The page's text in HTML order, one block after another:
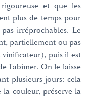
et que les
plus de temps pour
irréprochables. Le
partiellement ou pas
puis il est
l'abimer. On le laisse
plusieurs jours: cela
couleur, préserve la